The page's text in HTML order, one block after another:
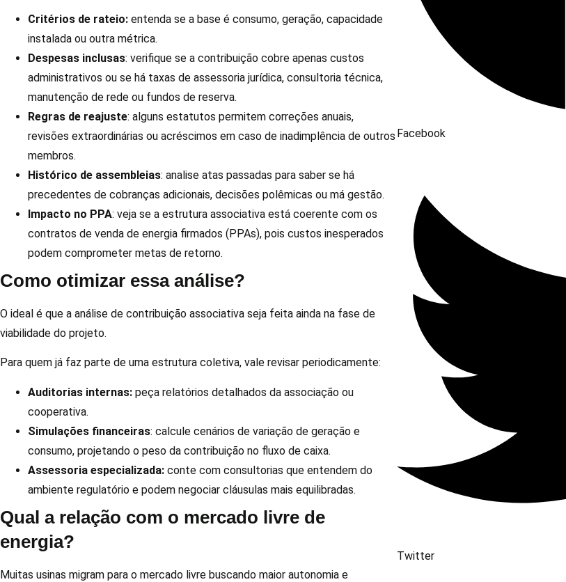
Critérios de rateio: entenda se a base é consumo, geração, capacidade
instalada ou outra métrica.
Despesas inclusas: verifique se a contribuição cobre apenas custos
administrativos ou se há taxas de assessoria jurídica, consultoria técnica,
manutenção de rede ou fundos de reserva.
Regras de reajuste: alguns estatutos permitem correções anuais,
revisões extraordinárias ou acréscimos em caso de inadimplência de outros
membros.
Histórico de assembleias: analise atas passadas para saber se há
precedentes de cobranças adicionais, decisões polêmicas ou má gestão.
Impacto no PPA: veja se a estrutura associativa está coerente com os
contratos de venda de energia firmados (PPAs), pois custos inesperados
podem comprometer metas de retorno.
Como otimizar essa análise?
O ideal é que a análise de contribuição associativa seja feita ainda na fase de
viabilidade do projeto.
Para quem já faz parte de uma estrutura coletiva, vale revisar periodicamente:
Auditorias internas: peça relatórios detalhados da associação ou
cooperativa.
Simulações financeiras: calcule cenários de variação de geração e
consumo, projetando o peso da contribuição no fluxo de caixa.
Assessoria especializada: conte com consultorias que entendem do
ambiente regulatório e podem negociar cláusulas mais equilibradas.
Qual a relação com o mercado livre de
energia?
Muitas usinas migram para o mercado livre buscando maior autonomia e
Facebook
Twitter